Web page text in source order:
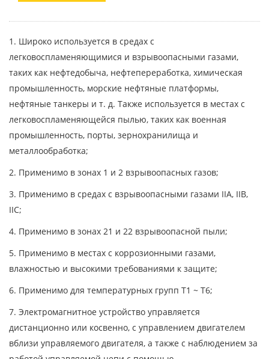
1. Широко используется в средах с
легковоспламеняющимися и взрывоопасными газами,
таких как нефтедобыча, нефтепереработка, химическая
промышленность, морские нефтяные платформы,
нефтяные танкеры и т. д. Также используется в местах с
легковоспламеняющейся пылью, таких как военная
промышленность, порты, зернохранилища и
металлообработка;
2. Применимо в зонах 1 и 2 взрывоопасных газов;
3. Применимо в средах с взрывоопасными газами IIA, IIB,
IIC;
4. Применимо в зонах 21 и 22 взрывоопасной пыли;
5. Применимо в местах с коррозионными газами,
влажностью и высокими требованиями к защите;
6. Применимо для температурных групп T1 ~ T6;
7. Электромагнитное устройство управляется
дистанционно или косвенно, с управлением двигателем
вблизи управляемого двигателя, а также с наблюдением за